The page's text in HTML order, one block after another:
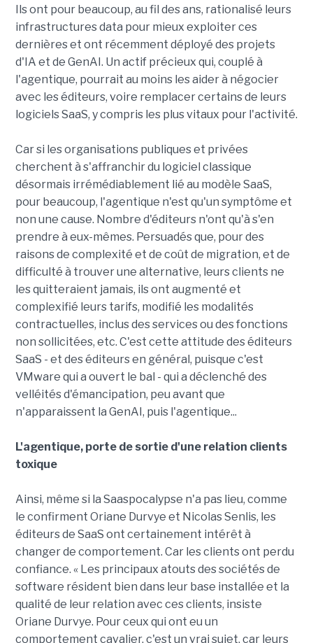
Ils ont pour beaucoup, au fil des ans, rationalisé leurs
infrastructures data pour mieux exploiter ces
dernières et ont récemment déployé des projets
d'IA et de GenAI. Un actif précieux qui, couplé à
l'agentique, pourrait au moins les aider à négocier
avec les éditeurs, voire remplacer certains de leurs
logiciels SaaS, y compris les plus vitaux pour l'activité.
Car si les organisations publiques et privées
cherchent à s'affranchir du logiciel classique
désormais irrémédiablement lié au modèle SaaS,
pour beaucoup, l'agentique n'est qu'un symptôme et
non une cause. Nombre d'éditeurs n'ont qu'à s'en
prendre à eux-mêmes. Persuadés que, pour des
raisons de complexité et de coût de migration, et de
difficulté à trouver une alternative, leurs clients ne
les quitteraient jamais, ils ont augmenté et
complexifié leurs tarifs, modifié les modalités
contractuelles, inclus des services ou des fonctions
non sollicitées, etc. C'est cette attitude des éditeurs
SaaS - et des éditeurs en général, puisque c'est
VMware qui a ouvert le bal - qui a déclenché des
velléités d'émancipation, peu avant que
n'apparaissent la GenAI, puis l'agentique...
L'agentique, porte de sortie d'une relation clients
toxique
Ainsi, même si la Saaspocalypse n'a pas lieu, comme
le confirment Oriane Durvye et Nicolas Senlis, les
éditeurs de SaaS ont certainement intérêt à
changer de comportement. Car les clients ont perdu
confiance. « Les principaux atouts des sociétés de
software résident bien dans leur base installée et la
qualité de leur relation avec ces clients, insiste
Oriane Durvye. Pour ceux qui ont eu un
comportement cavalier, c'est un vrai sujet, car leurs